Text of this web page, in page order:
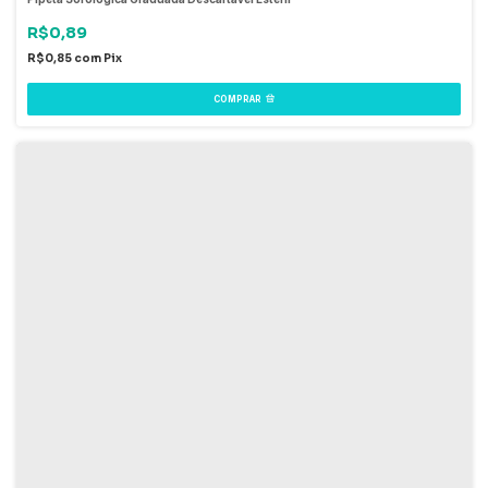
R$0,89
R$0,85 com Pix
COMPRAR